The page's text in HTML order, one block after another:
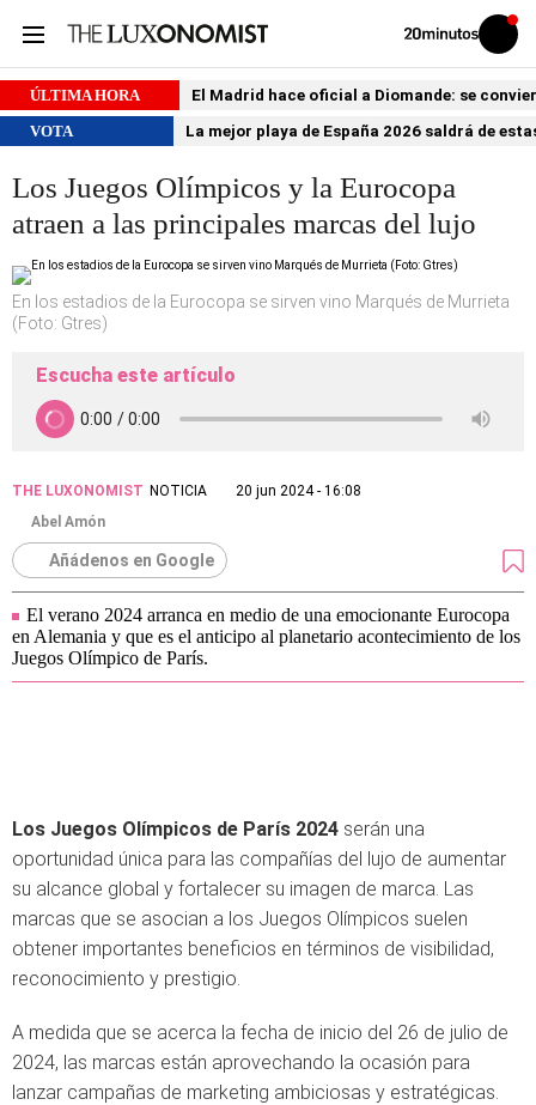
Volver
Iniciar
sesión
ÚLTIMA HORA
El Madrid hace oficial a Diomande: se
VOTA
La mejor playa de España 2026 saldrá de
Los Juegos Olímpicos y la Eurocopa
atraen a las principales marcas del lujo
En los estadios de la Eurocopa se sirven vino Marqués de Murrieta
(Foto: Gtres)
Escucha este artículo
THE LUXONOMIST NOTICIA
20 jun 2024 - 16:08
Abel Amón
Añádenos en Google
El verano 2024 arranca en medio de una emocionante Eurocopa
en Alemania y que es el anticipo al planetario acontecimiento de los
Juegos Olímpico de París.
Los Juegos Olímpicos de París 2024 serán una
oportunidad única para las compañías del lujo de aumentar
su alcance global y fortalecer su imagen de marca. Las
marcas que se asocian a los Juegos Olímpicos suelen
obtener importantes beneficios en términos de visibilidad,
reconocimiento y prestigio.
A medida que se acerca la fecha de inicio del 26 de julio de
2024, las marcas están aprovechando la ocasión para
lanzar campañas de marketing ambiciosas y estratégicas.